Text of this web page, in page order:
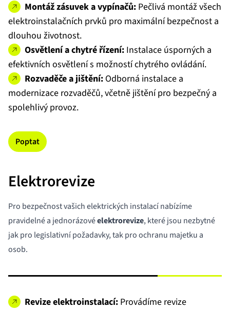
Montáž zásuvek a vypínačů: Pečlivá montáž všech
elektroinstalačních prvků pro maximální bezpečnost a
dlouhou životnost.
Osvětlení a chytré řízení: Instalace úsporných a
efektivních osvětlení s možností chytrého ovládání.
Rozvaděče a jištění: Odborná instalace a
modernizace rozvaděčů, včetně jištění pro bezpečný a
spolehlivý provoz.
Poptat
Elektrorevize
Pro bezpečnost vašich elektrických instalací nabízíme
pravidelné a jednorázovéelektrorevize, které jsou nezbytné
jak pro legislativní požadavky, tak pro ochranu majetku a
osob.
Revize elektroinstalací: Provádíme revize